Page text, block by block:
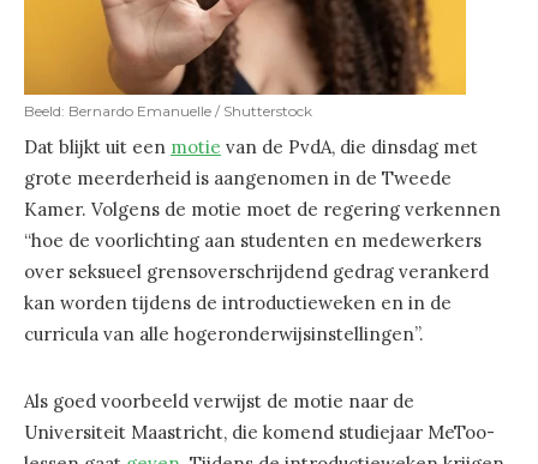
Beeld: Bernardo Emanuelle / Shutterstock
Dat blijkt uit een motie van de PvdA, die dinsdag met
grote meerderheid is aangenomen in de Tweede
Kamer. Volgens de motie moet de regering verkennen
“hoe de voorlichting aan studenten en medewerkers
over seksueel grensoverschrijdend gedrag verankerd
kan worden tijdens de introductieweken en in de
curricula van alle hogeronderwijsinstellingen”.
Als goed voorbeeld verwijst de motie naar de
Universiteit Maastricht, die komend studiejaar MeToo-